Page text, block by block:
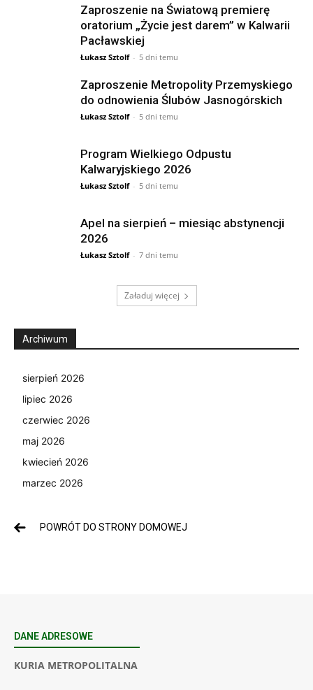
Zaproszenie na Światową premierę
oratorium „Życie jest darem” w Kalwarii
Pacławskiej
Łukasz Sztolf - 5 dni temu
Zaproszenie Metropolity Przemyskiego
do odnowienia Ślubów Jasnogórskich
Łukasz Sztolf - 5 dni temu
Program Wielkiego Odpustu
Kalwaryjskiego 2026
Łukasz Sztolf - 5 dni temu
Apel na sierpień – miesiąc abstynencji
2026
Łukasz Sztolf - 7 dni temu
Załaduj więcej
Archiwum
sierpień 2026
lipiec 2026
czerwiec 2026
maj 2026
kwiecień 2026
marzec 2026
POWRÓT DO STRONY DOMOWEJ
DANE ADRESOWE
KURIA METROPOLITALNA